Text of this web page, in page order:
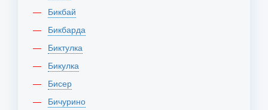
Бикбай
Бикбарда
Биктулка
Бикулка
Бисер
Бичурино